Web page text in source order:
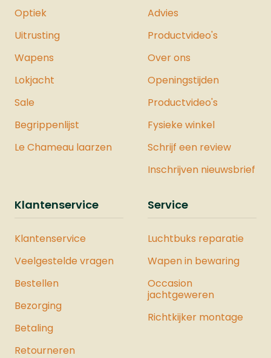
Optiek
Uitrusting
Wapens
Lokjacht
Sale
Begrippenlijst
Le Chameau laarzen
Advies
Productvideo's
Over ons
Openingstijden
Productvideo's
Fysieke winkel
Schrijf een review
Inschrijven nieuwsbrief
Klantenservice
Klantenservice
Veelgestelde vragen
Bestellen
Bezorging
Betaling
Retourneren
Service
Luchtbuks reparatie
Wapen in bewaring
Occasion
jachtgeweren
Richtkijker montage